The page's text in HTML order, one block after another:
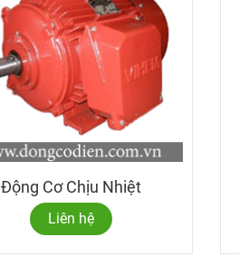
Động Cơ Chịu Nhiệt
Liên hệ